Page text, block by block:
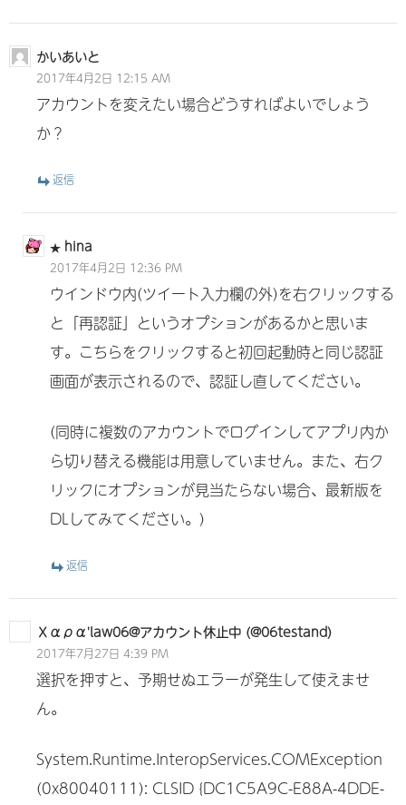
かいあいと
2017年4月2日 12:15 AM
アカウントを変えたい場合どうすればよいでしょう
か？
返信
hina
2017年4月2日 12:36 PM
ウインドウ内(ツイート入力欄の外)を右クリックする
と「再認証」というオプションがあるかと思いま
す。こちらをクリックすると初回起動時と同じ認証
画面が表示されるので、認証し直してください。
(同時に複数のアカウントでログインしてアプリ内か
ら切り替える機能は用意していません。また、右ク
リックにオプションが見当たらない場合、最新版を
DLしてみてください。)
返信
Χαρα'law06@アカウント休止中 (@06testand)
2017年7月27日 4:39 PM
選択を押すと、予期せぬエラーが発生して使えませ
ん。
System.Runtime.InteropServices.COMException
(0x80040111): CLSID {DC1C5A9C-E88A-4DDE-